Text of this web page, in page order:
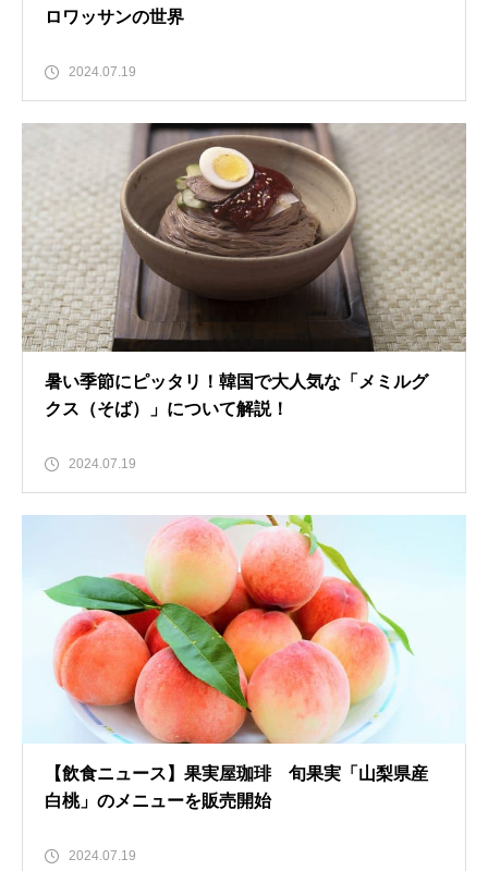
ロワッサンの世界
2024.07.19
暑い季節にピッタリ！韓国で大人気な「メミルグ
クス（そば）」について解説！
2024.07.19
【飲食ニュース】果実屋珈琲 旬果実「山梨県産
白桃」のメニューを販売開始
2024.07.19